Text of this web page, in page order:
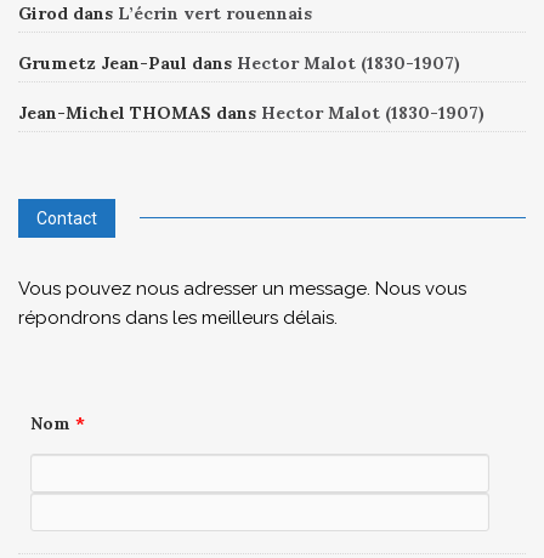
Girod dans L’écrin vert rouennais
Grumetz Jean-Paul dans Hector Malot (1830-1907)
Jean-Michel THOMAS dans Hector Malot (1830-1907)
Contact
Vous pouvez nous adresser un message. Nous vous
répondrons dans les meilleurs délais.
Nom *